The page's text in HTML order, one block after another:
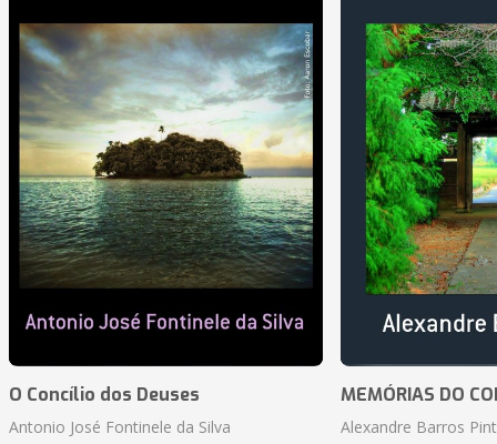
O Concílio dos Deuses
Antonio José Fontinele da Silva
MEMÓRIAS DO
Alexandre Barros